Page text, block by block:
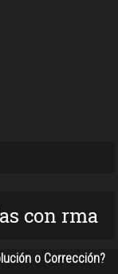
con rma
o Corrección?